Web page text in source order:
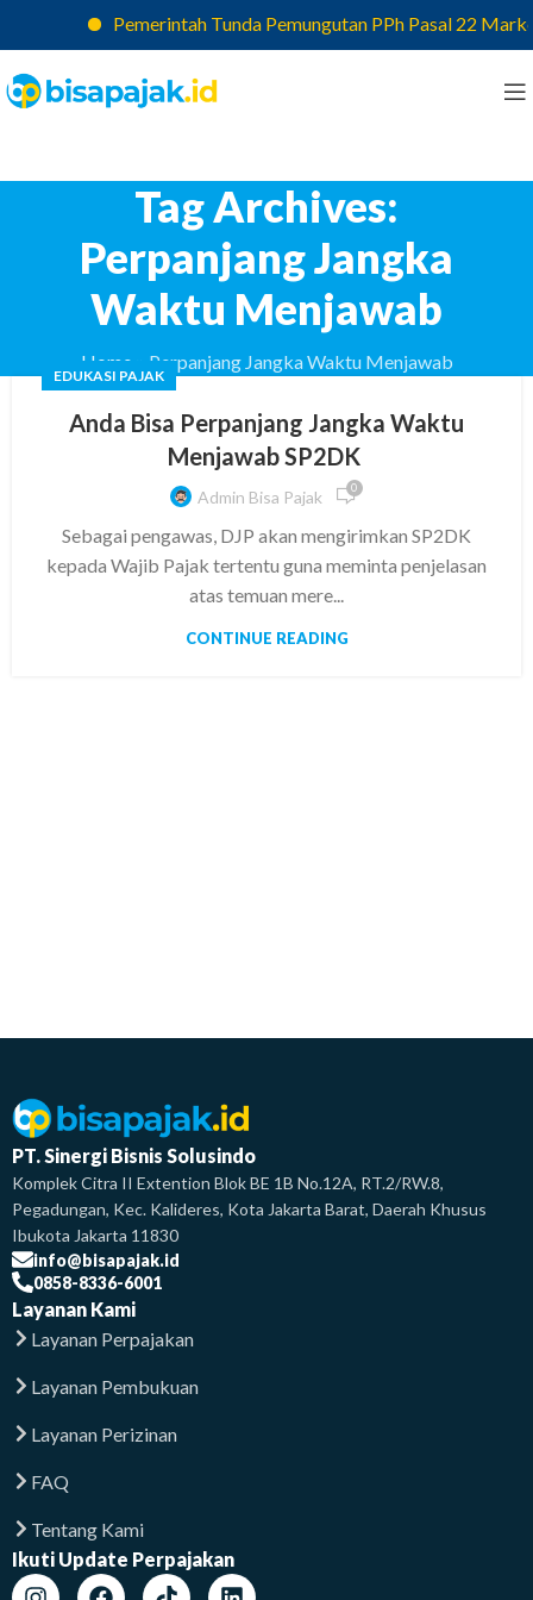
Pemerintah Tunda Pemungutan PPh Pasal 22
Tag Archives:
Perpanjang Jangka
Waktu Menjawab
Home Perpanjang Jangka Waktu Menjawab
EDUKASI PAJAK
Anda Bisa Perpanjang Jangka Waktu
Menjawab SP2DK
Admin Bisa Pajak 0
Sebagai pengawas, DJP akan mengirimkan SP2DK
kepada Wajib Pajak tertentu guna meminta penjelasan
atas temuan mere...
CONTINUE READING
PT. Sinergi Bisnis Solusindo
Komplek Citra II Extention Blok BE 1B No.12A, RT.2/RW.8,
Pegadungan, Kec. Kalideres, Kota Jakarta Barat, Daerah Khusus
Ibukota Jakarta 11830
info@bisapajak.id
0858-8336-6001
Layanan Kami
Layanan Perpajakan
Layanan Pembukuan
Layanan Perizinan
FAQ
Tentang Kami
Ikuti Update Perpajakan